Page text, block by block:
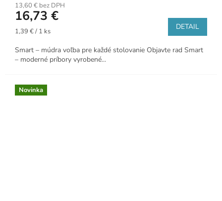
13,60 € bez DPH
16,73 €
Jednotková
1,39 € / 1 ks DETAIL
Smart – múdra voľba pre každé stolovanie Objavte rad Smart
– moderné príbory vyrobené...
Novinka